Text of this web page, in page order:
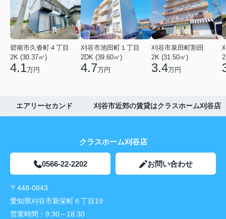
碧南市久沓町４丁目
2K (30.37㎡)
4.1万円
刈谷市池田町１丁目
2DK (39.60㎡)
4.7万円
刈谷市泉田町割田
2K (31.50㎡)
3.4万円
エアリーセカンド 刈谷市近郊の賃貸はクラスホーム刈谷店
クラスホーム刈谷店
0566-22-2202 お問い合わせ
〒448-0843
愛知県刈谷市新栄町６丁目19
営業時間： 9:30～18:30